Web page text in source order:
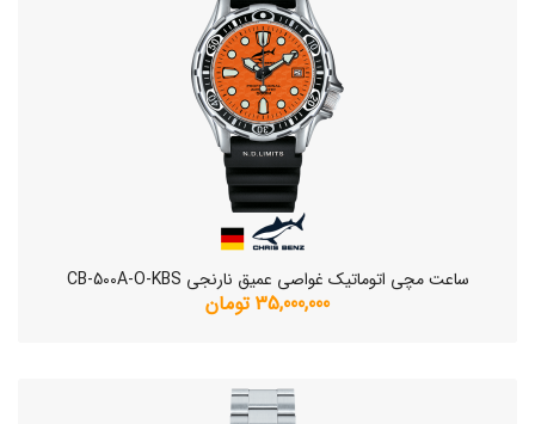
ساعت مچی اتوماتیک غواصی عمیق نارنجی CB-500A-O-KBS
35,000,000 تومان